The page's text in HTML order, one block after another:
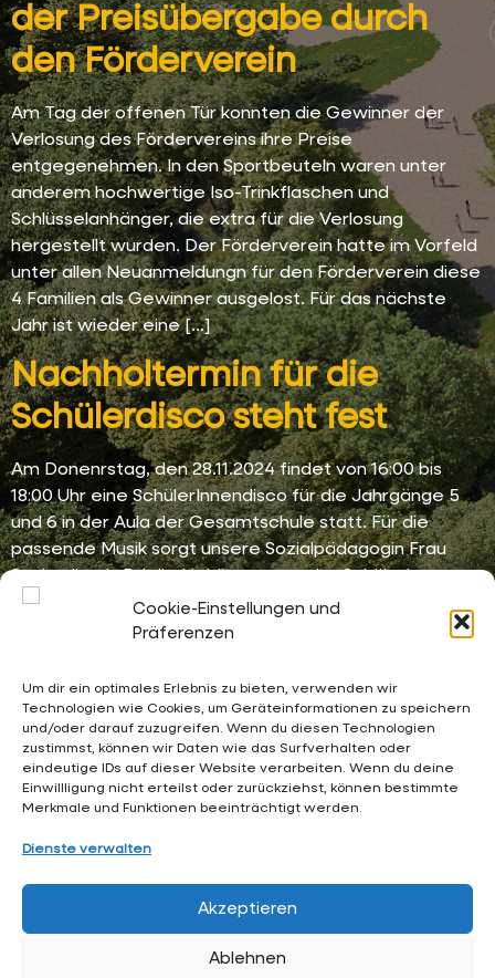
Cookie-Einstellungen und
Präferenzen
Um dir ein optimales Erlebnis zu bieten, verwenden wir
Technologien wie Cookies, um Geräteinformationen zu speichern
und/oder darauf zuzugreifen. Wenn du diesen Technologien
zustimmst, können wir Daten wie das Surfverhalten oder
eindeutige IDs auf dieser Website verarbeiten. Wenn du deine
Einwillligung nicht erteilst oder zurückziehst, können bestimmte
Merkmale und Funktionen beeinträchtigt werden.
Dienste verwalten
Akzeptieren
Ablehnen
der Preisübergabe durch
den Förderverein
Am Tag der offenen Tür konnten die Gewinner der
Verlosung des Fördervereins ihre Preise
entgegenehmen. In den Sportbeuteln waren unter
anderem hochwertige Iso-Trinkflaschen und
Schlüsselanhänger, die extra für die Verlosung
hergestellt wurden. Der Förderverein hatte im Vorfeld
unter allen Neuanmeldungn für den Förderverein diese
4 Familien als Gewinner ausgelost. Für das nächste
Jahr ist wieder eine […]
Nachholtermin für die
Schülerdisco steht fest
Am Donenrstag, den 28.11.2024 findet von 16:00 bis
18:00 Uhr eine SchülerInnendisco für die Jahrgänge 5
und 6 in der Aula der Gesamtschule statt. Für die
passende Musik sorgt unsere Sozialpädagogin Frau
Soylu, die als DJ die Lieblingssongs der SchülerInnen
spielen wird. Die SchülerInnendisco bietet eine
Gelegenheit für die jüngeren Jahrgänge, sich in
02053 4969 0
sekretariat@waldschloesschen.schule
FAQ - Häufig gestellte Fragen
Datenschutzerklärung